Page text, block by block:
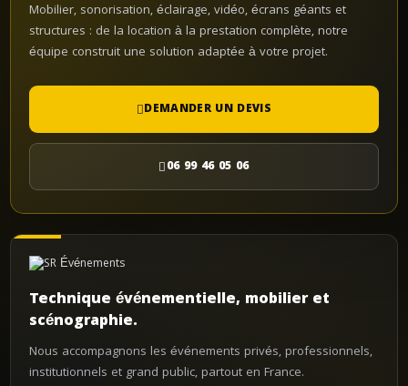
Mobilier, sonorisation, éclairage, vidéo, écrans géants et
structures : de la location à la prestation complète, notre
équipe construit une solution adaptée à votre projet.
DEMANDER UN DEVIS
06 99 46 05 06
Technique événementielle, mobilier et
scénographie.
Nous accompagnons les événements privés, professionnels,
institutionnels et grand public, partout en France.